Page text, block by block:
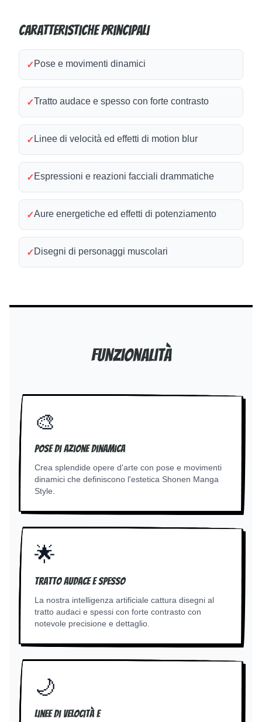
Caratteristiche principali
✓Pose e movimenti dinamici
✓Tratto audace e spesso con forte contrasto
✓ Linee di velocità ed effetti di motion blur
✓Espressioni e reazioni facciali drammatiche
✓Aure energetiche ed effetti di potenziamento
✓Disegni di personaggi muscolari
Funzionalità
🎨
Pose di azione dinamica
Crea splendide opere d'arte con pose e movimenti
dinamici che definiscono l'estetica Shonen Manga
Style.
🌟
Tratto audace e spesso
La nostra intelligenza artificiale cattura disegni al
tratto audaci e spessi con forte contrasto con
notevole precisione e dettaglio.
🌙
Linee di velocità e